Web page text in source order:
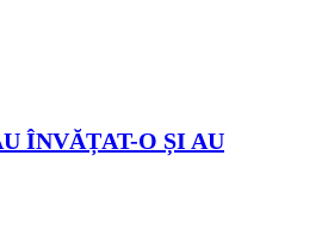
ÎNVĂȚAT-O ȘI AU